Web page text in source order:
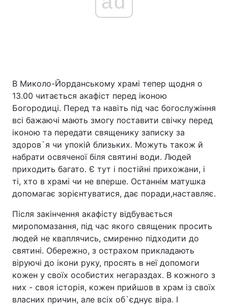
В Миколо-Йорданському храмі тепер щодня о
13.00 читається акафіст перед іконою
Богородиці. Перед та навіть під час богослужіння
всі бажаючі мають змогу поставити свічку перед
іконою та передати священику записку за
здоров`я чи упокій близьких. Можуть також й
набрати освяченої біля святині води. Людей
приходить багато. Є тут і постійні прихожани, і
ті, хто в храмі чи не вперше. Останнім матушка
допомагає зорієнтуватися, дає поради,наставляє.
Після закінчення акафісту відбувається
миропомазання, під час якого священик просить
людей не кваплячись, смиренно підходити до
святині. Обережно, з острахом прикладають
віруючі до ікони руку, просять в неї допомоги
кожен у своїх особистих негараздах. В кожного з
них - своя історія, кожен прийшов в храм із своїх
власних причин, але всіх об`єднує віра. І